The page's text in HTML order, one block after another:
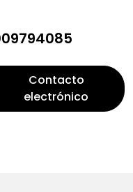
Contacto
electrónico